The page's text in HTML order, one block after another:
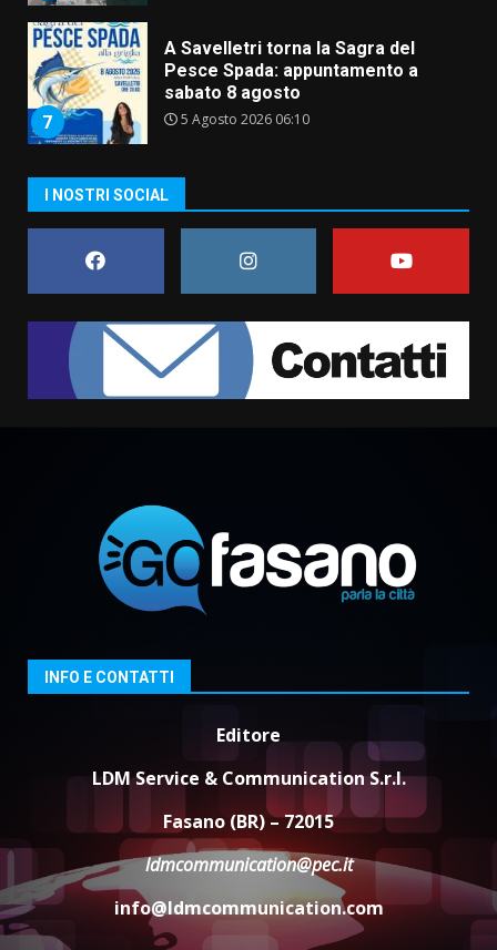
1
Grazia Neglia, coordinatrice
cittadina di Fratelli d’Italia,
pronta a tornare in Consiglio
comunale
6 Agosto 2026 08:00
cittadinanza attiva: online
l’avviso per la gestione
3
La magia del Minareto e la prima
assoluta de “L’Albergo
Belvedere. Il rapimento”
6 Agosto 2026 06:15
5 Agosto 2026 17:30
5
Truffatori in azione nelle
5 Agosto 2026 11:03
I NOSTRI SOCIAL
INFO E CONTATTI
Editore
LDM Service & Communication S.r.l.
Fasano (BR) – 72015
ldmcommunication@pec.it
info@ldmcommunication.com